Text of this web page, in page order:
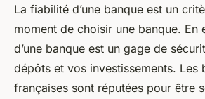
La fiabilité d’une banque est un
moment de choisir une banque. En
d’une banque est un gage de
dépôts et vos investissements. Les
françaises sont réputées pour être